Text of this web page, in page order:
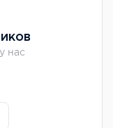
нас